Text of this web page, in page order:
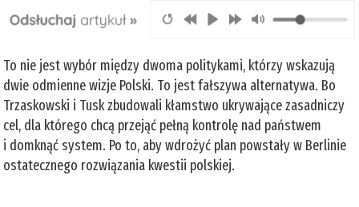
To nie jest wybór między dwoma politykami, którzy wskazują
dwie odmienne wizje Polski. To jest fałszywa alternatywa. Bo
Trzaskowski i Tusk zbudowali kłamstwo ukrywające zasadniczy
cel, dla którego chcą przejąć pełną kontrolę nad państwem
i domknąć system. Po to, aby wdrożyć plan powstały w Berlinie
ostatecznego rozwiązania kwestii polskiej.